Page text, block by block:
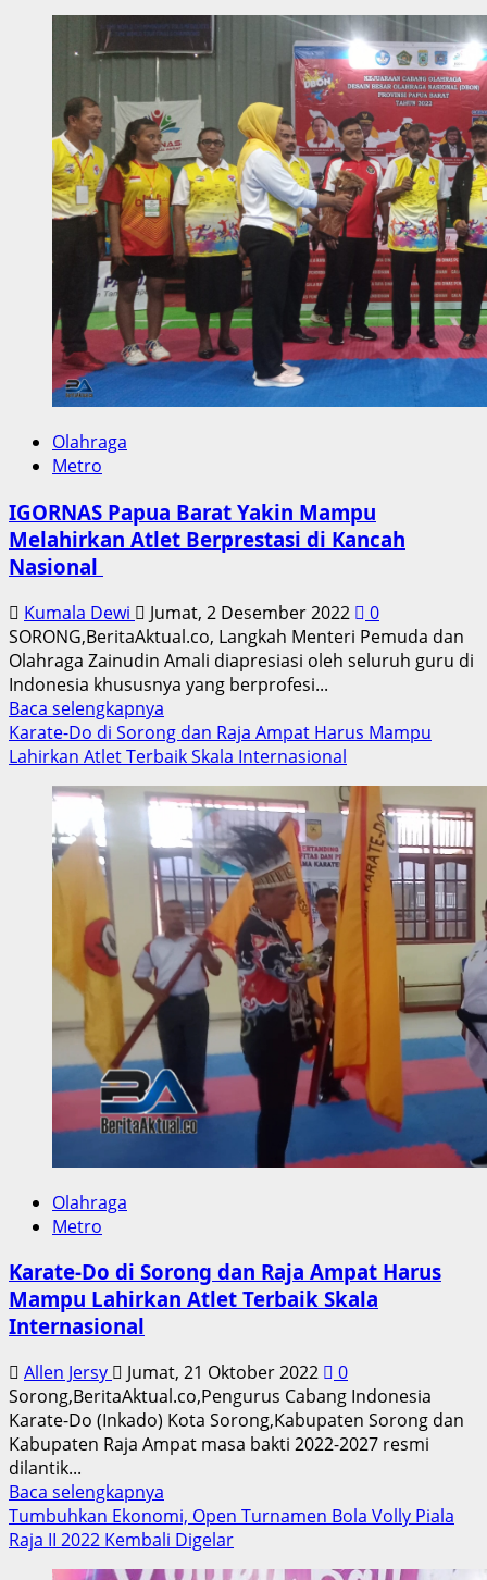
Harapan
Mosso
Turnament
Liga
Pamong
2022
Purna
Praja
Se-
Sorong
Raya
Olahraga
Metro
IGORNAS Papua Barat Yakin Mampu
Melahirkan Atlet Berprestasi di Kancah
Nasional
Kumala Dewi Jumat, 2 Desember 2022
0
SORONG,BeritaAktual.co, Langkah Menteri Pemuda dan
Olahraga Zainudin Amali diapresiasi oleh seluruh guru di
Indonesia khususnya yang berprofesi...
Baca selengkapnya
more
about
Papua
Barat
Yakin
Mampu
Melahirkan
Atlet
Berprestasi
di
Kancah
Nasional
Karate-Do di Sorong dan Raja Ampat Harus Mampu
Lahirkan Atlet Terbaik Skala Internasional
Olahraga
Metro
Karate-Do di Sorong dan Raja Ampat Harus
Mampu Lahirkan Atlet Terbaik Skala
Internasional
Allen Jersy Jumat, 21 Oktober 2022
0
Sorong,BeritaAktual.co,Pengurus Cabang Indonesia
Karate-Do (Inkado) Kota Sorong,Kabupaten Sorong dan
Kabupaten Raja Ampat masa bakti 2022-2027 resmi
dilantik...
Baca selengkapnya
more
about
Tumbuhkan Ekonomi, Open Turnamen Bola Volly Piala
Raja II 2022 Kembali Digelar